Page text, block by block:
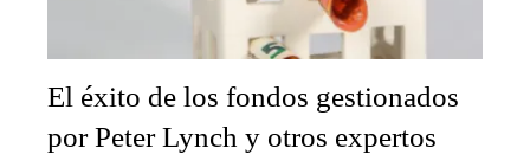
El éxito de los fondos gestionados
por Peter Lynch y otros expertos